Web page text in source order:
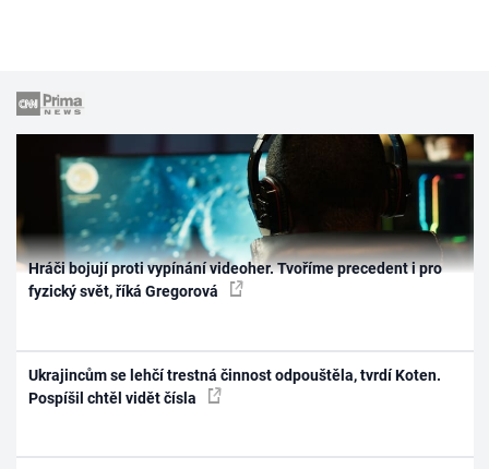
Hráči bojují proti vypínání videoher. Tvoříme precedent i pro
fyzický svět, říká Gregorová
Ukrajincům se lehčí trestná činnost odpouštěla, tvrdí Koten.
Pospíšil chtěl vidět čísla